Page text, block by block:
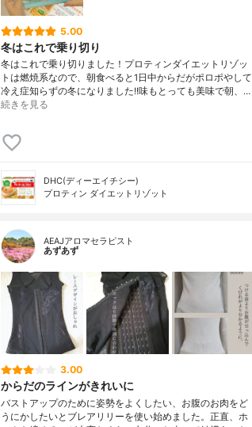
5.00
冬はこれで乗り切り
冬はこれで乗り切りました！プロティンダイエットリゾッ
トは燃焼系なので、朝食べると1日中からだがポロポやして
冷え症知らずの冬になりました!!味もとっても美味で朝、…
続きを見る
DHC(ディーエイチシー)
プロティン ダイエットリゾット
AEAJアロマセラピスト
あずあず
3.00
からだのラインがきれいに
バストアップのために姿勢をよくしたい、お腹のお肉をど
うにかしたいとブレアリリーを使い始めました。正直、ホ